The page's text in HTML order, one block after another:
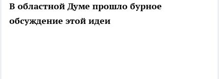
В областной Думе прошло бурное
обсуждение этой идеи